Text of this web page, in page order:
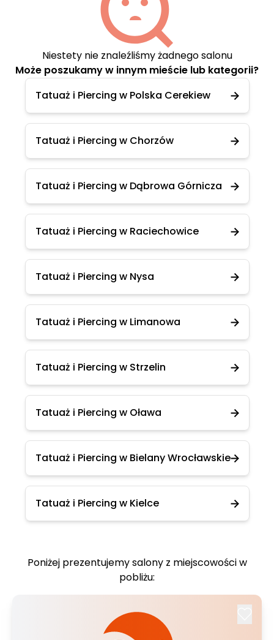
Niestety nie znaleźliśmy żadnego salonu
Może poszukamy w innym mieście lub kategorii?
Tatuaż i Piercing w Polska Cerekiew
Tatuaż i Piercing w Chorzów
Tatuaż i Piercing w Dąbrowa Górnicza
Tatuaż i Piercing w Raciechowice
Tatuaż i Piercing w Nysa
Tatuaż i Piercing w Limanowa
Tatuaż i Piercing w Strzelin
Tatuaż i Piercing w Oława
Tatuaż i Piercing w Bielany Wrocławskie
Tatuaż i Piercing w Kielce
Poniżej prezentujemy salony z miejscowości w
pobliżu: